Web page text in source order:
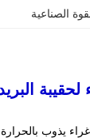
الصناعية
يذوب